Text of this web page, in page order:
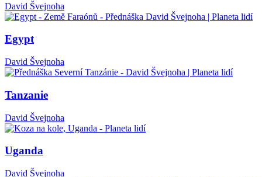
David Švejnoha
Egypt
David Švejnoha
Tanzanie
David Švejnoha
Uganda
David Švejnoha